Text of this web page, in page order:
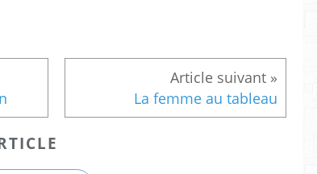
La femme au tableau